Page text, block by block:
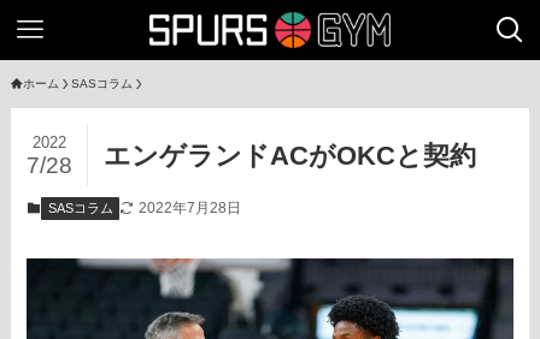
ホーム SASコラム
エンゲランドACがOKCと契約
2022
7/28
SASコラム 2022年7月28日